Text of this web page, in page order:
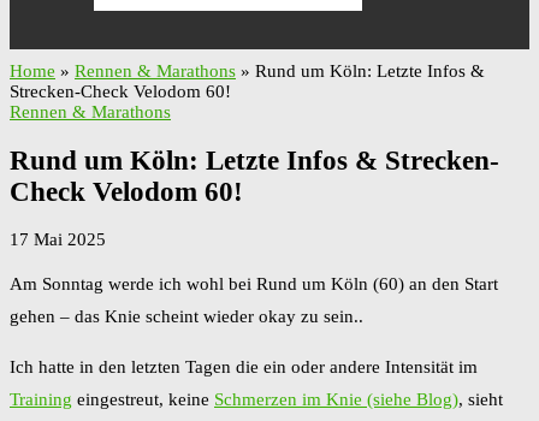
Home » Rennen & Marathons » Rund um Köln: Letzte Infos &
Strecken-Check Velodom 60!
Rennen & Marathons
Rund um Köln: Letzte Infos & Strecken-
Check Velodom 60!
17 Mai 2025
Am Sonntag werde ich wohl bei Rund um Köln (60) an den Start
gehen – das Knie scheint wieder okay zu sein..
Ich hatte in den letzten Tagen die ein oder andere Intensität im
Training eingestreut, keine Schmerzen im Knie (siehe Blog), sieht